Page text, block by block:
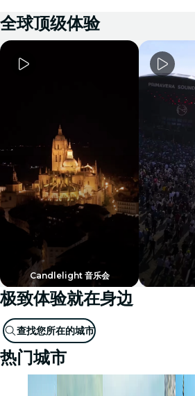
全球顶级体验
Candlelight 音乐会
极致体验就在身边
查找您所在的城市
热门城市